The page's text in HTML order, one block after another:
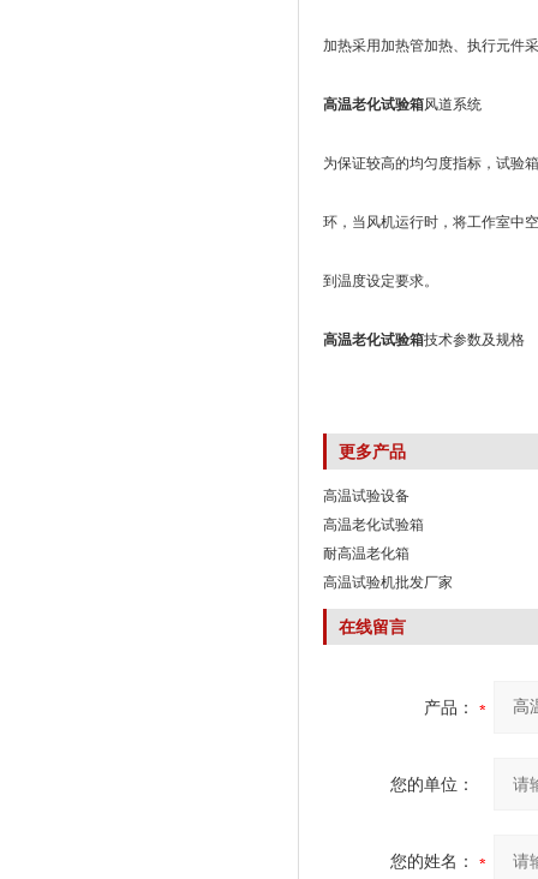
加热采用加热管加热、执行元件
高温老化试验箱风道系统
为保证较高的均匀度指标，试验
环，当风机运行时，将工作室中
到温度设定要求。
高温老化试验箱技术参数及规格
更多产品
高温试验设备
高温老化试验箱
耐高温老化箱
高温试验机批发厂家
在线留言
产品：
您的单位：
您的姓名：